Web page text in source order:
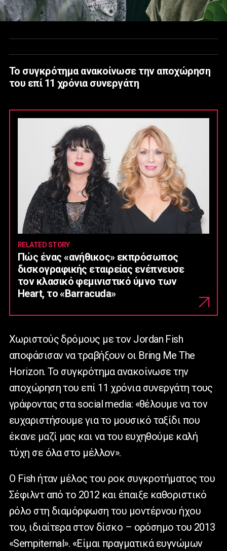
Το συγκρότημα ανακοίνωσε την αποχώρηση
του επί 11 χρόνια συνεργάτη
RELATED STORY
Πώς ένας «ανήθικος» εκπρόσωπος
δισκογραφικής εταιρείας ενέπνευσε
τον κλασικό φεμινιστικό ύμνο των
Heart, το «Barracuda»
Χωριστούς δρόμους με τον Jordan Fish
αποφάσισαν να τραβήξουν οι Bring Me The
Horizon. Το συγκρότημα ανακοίνωσε την
αποχώρηση του επί 11 χρόνια συνεργάτη τους
γράφοντας στα social media: «θέλουμε να τον
ευχαριστήσουμε για το μουσικό ταξίδι που
έκανε μαζί μας και να του ευχηθούμε καλή
τύχη σε όλα στο μέλλον».
Ο Fish ήταν μέλος του ροκ συγκροτήματος του
Σέφιλντ από το 2012 και έπαιξε καθοριστικό
ρόλο στη διαμόρφωση του μοντέρνου ήχου
του, ιδιαίτερα στον δίσκο – ορόσημο του 2013
«Sempiternal». «Είμαι πραγματικά ευγνώμων